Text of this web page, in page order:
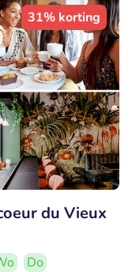
31% korting
du Vieux
Do